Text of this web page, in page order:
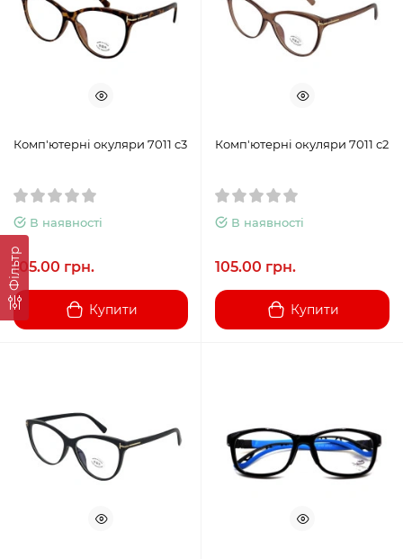
Фільтр
Комп'ютерні окуляри 7011 c3
В наявності
105.00 грн.
Купити
Комп'ютерні окуляри 7011 c2
В наявності
105.00 грн.
Купити